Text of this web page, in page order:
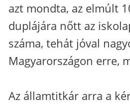
azt mondta, az elmúlt
duplájára nőtt az
száma, tehát jóval
Magyarországon erre,
Az államtitkár arra a